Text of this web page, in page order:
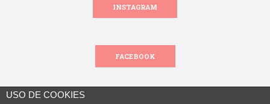
INSTAGRAM
FACEBOOK
USO DE COOKIES